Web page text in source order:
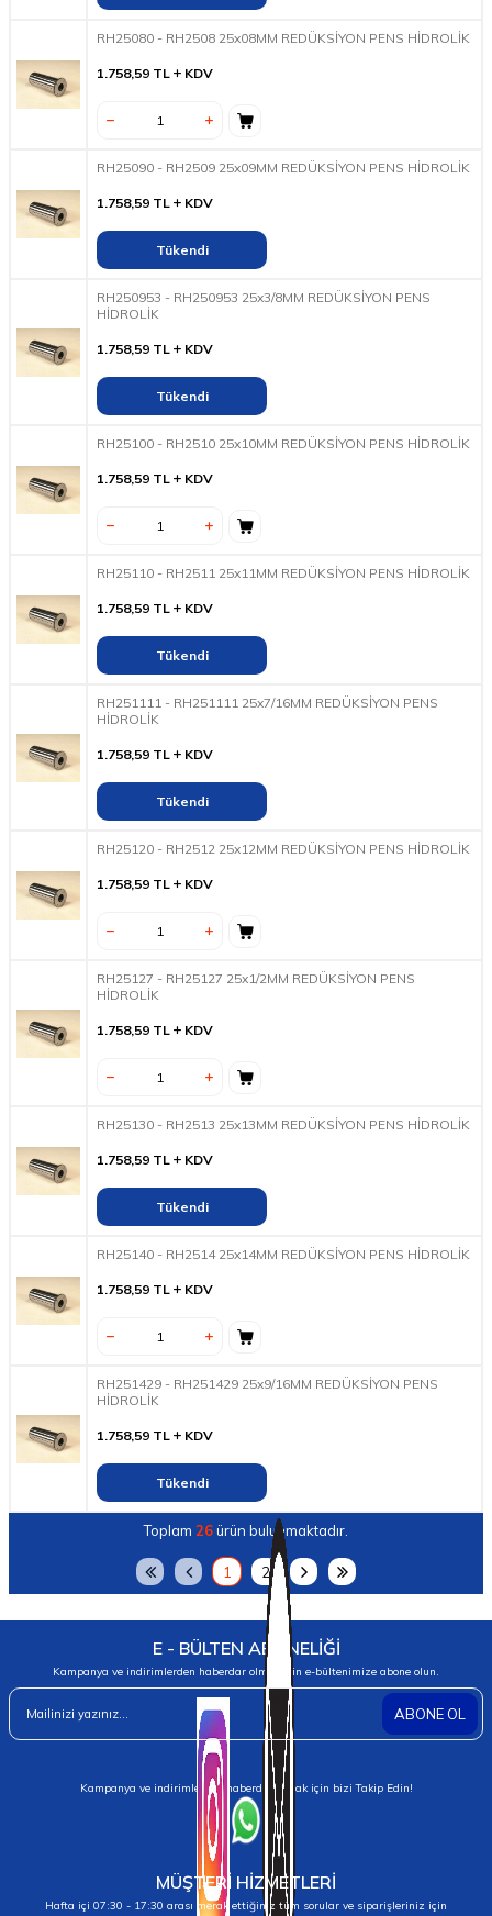
RH25080 - RH2508 25x08MM REDÜKSİYON PENS HİDROLİK
1.758,59 TL KDV
RH25090 - RH2509 25x09MM REDÜKSİYON PENS HİDROLİK
1.758,59 TL KDV
Tükendi
RH250953 - RH250953 25x3/8MM REDÜKSİYON PENS
HİDROLİK
1.758,59 TL KDV
Tükendi
RH25100 - RH2510 25x10MM REDÜKSİYON PENS HİDROLİK
1.758,59 TL KDV
RH25110 - RH2511 25x11MM REDÜKSİYON PENS HİDROLİK
1.758,59 TL KDV
Tükendi
RH251111 - RH251111 25x7/16MM REDÜKSİYON PENS
HİDROLİK
1.758,59 TL KDV
Tükendi
RH25120 - RH2512 25x12MM REDÜKSİYON PENS HİDROLİK
1.758,59 TL KDV
RH25127 - RH25127 25x1/2MM REDÜKSİYON PENS
HİDROLİK
1.758,59 TL KDV
RH25130 - RH2513 25x13MM REDÜKSİYON PENS HİDROLİK
1.758,59 TL KDV
Tükendi
RH25140 - RH2514 25x14MM REDÜKSİYON PENS HİDROLİK
1.758,59 TL KDV
RH251429 - RH251429 25x9/16MM REDÜKSİYON PENS
HİDROLİK
1.758,59 TL KDV
Tükendi
Toplam 26ürün bulunmaktadır.
1 2
E - BÜLTEN ABONELİĞİ
Kampanya ve indirimlerden haberdar olmak için e-bültenimize abone olun.
ABONE OL
Kampanya ve indirimlerden haberdar olmak için bizi Takip Edin!
MÜŞTERİ HİZMETLERİ
Hafta içi 07:30 - 17:30 arası merak ettiğiniz tüm sorular ve siparişleriniz için